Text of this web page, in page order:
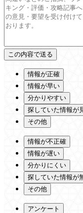
情報が正確
情報が早い
分かりやすい
探していた情報が
その他
情報が不正確
情報が遅い
分かりにくい
探していた情報が
その他
アンケート